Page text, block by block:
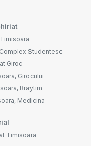
Studentesc
Giroc
Girocului
Braytim
Medicina
Timisoara